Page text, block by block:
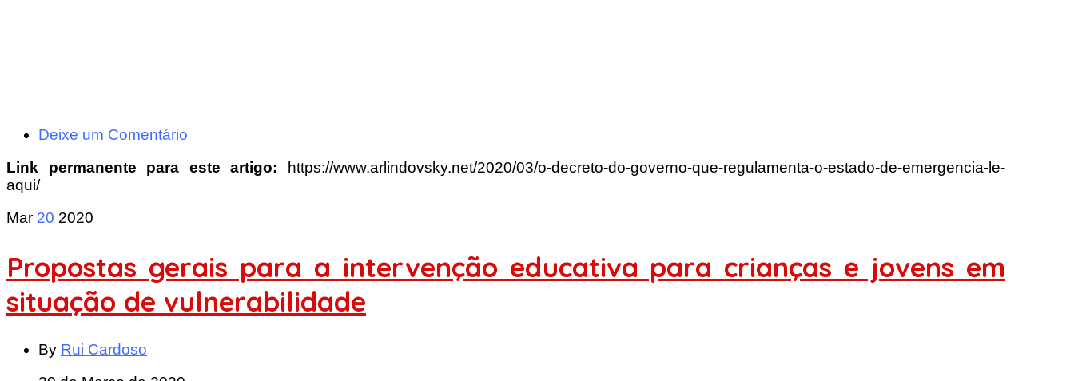
Deixe um Comentário
Link permanente para este artigo:
https://www.arlindovsky.net/2020/03/o-decreto-do-governo-que-regulamenta-o-estado-de-emergencia-le-
aqui/
Mar 20 2020
Propostas gerais para a intervenção educativa para crianças e jovens em
situação de vulnerabilidade
By Rui Cardoso